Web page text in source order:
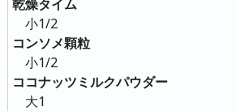
乾燥タイム
小1/2
コンソメ顆粒
小1/2
ココナッツミルクパウダー
大1